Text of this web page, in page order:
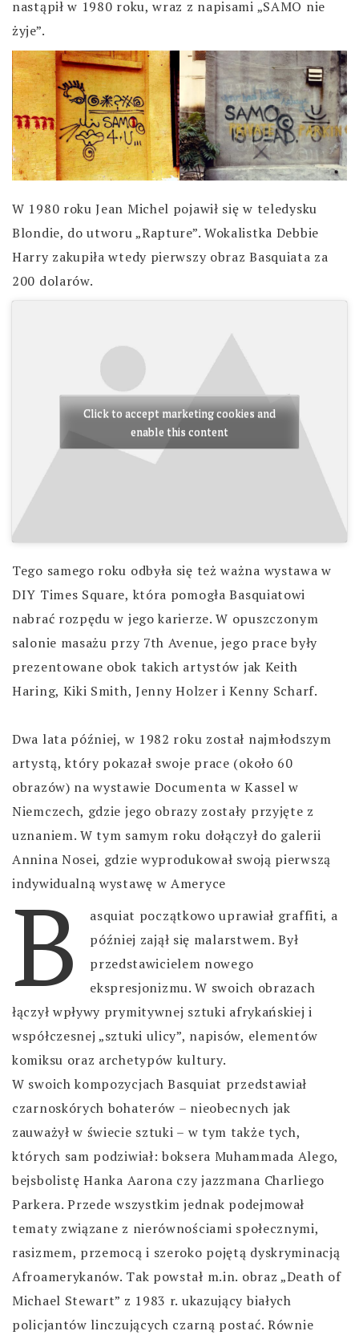
nastąpił w 1980 roku, wraz z napisami „SAMO nie
żyje”.
W 1980 roku Jean Michel pojawił się w teledysku
Blondie, do utworu „Rapture”. Wokalistka Debbie
Harry zakupiła wtedy pierwszy obraz Basquiata za
200 dolarów.
Click to accept marketing cookies and
enable this content
Tego samego roku odbyła się też ważna wystawa w
DIY Times Square, która pomogła Basquiatowi
nabrać rozpędu w jego karierze. W opuszczonym
salonie masażu przy 7th Avenue, jego prace były
prezentowane obok takich artystów jak Keith
Haring, Kiki Smith, Jenny Holzer i Kenny Scharf.
Dwa lata później, w 1982 roku został najmłodszym
artystą, który pokazał swoje prace (około 60
obrazów) na wystawie Documenta w Kassel w
Niemczech, gdzie jego obrazy zostały przyjęte z
uznaniem. W tym samym roku dołączył do galerii
Annina Nosei, gdzie wyprodukował swoją pierwszą
indywidualną wystawę w Ameryce
B
asquiat początkowo uprawiał graffiti, a
później zajął się malarstwem. Był
przedstawicielem nowego
ekspresjonizmu. W swoich obrazach
łączył wpływy prymitywnej sztuki afrykańskiej i
współczesnej „sztuki ulicy”, napisów, elementów
komiksu oraz archetypów kultury.
W swoich kompozycjach Basquiat przedstawiał
czarnoskórych bohaterów – nieobecnych jak
zauważył w świecie sztuki – w tym także tych,
których sam podziwiał: boksera Muhammada Alego,
bejsbolistę Hanka Aarona czy jazzmana Charliego
Parkera. Przede wszystkim jednak podejmował
tematy związane z nierównościami społecznymi,
rasizmem, przemocą i szeroko pojętą dyskryminacją
Afroamerykanów. Tak powstał m.in. obraz „Death of
Michael Stewart” z 1983 r. ukazujący białych
policjantów linczujących czarną postać. Równie